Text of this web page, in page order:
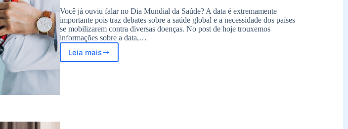
Você já ouviu falar no Dia Mundial da Saúde? A data é extremamente
importante pois traz debates sobre a saúde global e a necessidade dos países
se mobilizarem contra diversas doenças. No post de hoje trouxemos
informações sobre a data,…
Leia maisConheça